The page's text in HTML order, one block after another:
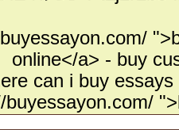
online</a> - buy
can i buy
buyessayon.com/